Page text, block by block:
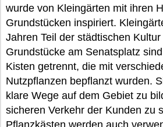
wurde von Kleingärten mit ihren
Grundstücken inspiriert.
Jahren Teil der städtischen
Grundstücke am Senatsplatz
Kisten getrennt, die mit
Nutzpflanzen bepflanzt wurden.
klare Wege auf dem Gebiet zu
sicheren Verkehr der Kunden zu
Pflanzkästen werden auch